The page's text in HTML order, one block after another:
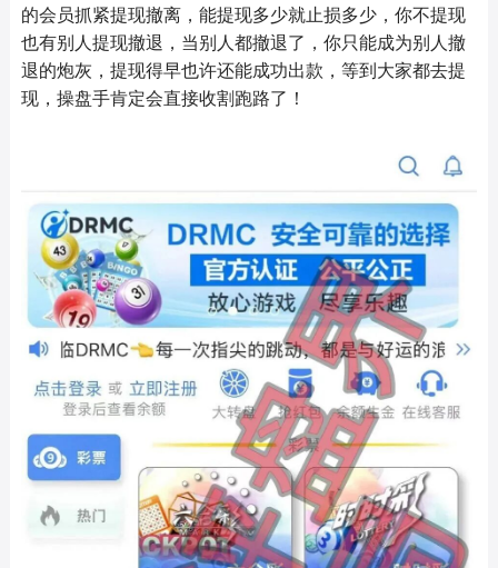
的会员抓紧提现撤离，能提现多少就止损多少，你不提现
也有别人提现撤退，当别人都撤退了，你只能成为别人撤
退的炮灰，提现得早也许还能成功出款，等到大家都去提
现，操盘手肯定会直接收割跑路了！